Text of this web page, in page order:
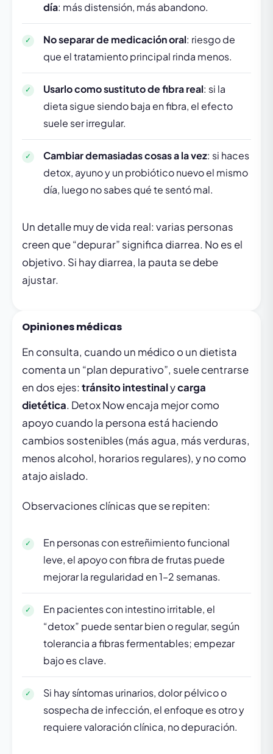
día: más distensión, más abandono.
No separar de medicación oral: riesgo de
que el tratamiento principal rinda menos.
Usarlo como sustituto de fibra real: si la
dieta sigue siendo baja en fibra, el efecto
suele ser irregular.
Cambiar demasiadas cosas a la vez: si haces
detox, ayuno y un probiótico nuevo el mismo
día, luego no sabes qué te sentó mal.
Un detalle muy de vida real: varias personas
creen que “depurar” significa diarrea. No es el
objetivo. Si hay diarrea, la pauta se debe
ajustar.
Opiniones médicas
En consulta, cuando un médico o un dietista
comenta un “plan depurativo”, suele centrarse
en dos ejes: tránsito intestinalycarga
dietética. Detox Now encaja mejor como
apoyo cuando la persona está haciendo
cambios sostenibles (más agua, más verduras,
menos alcohol, horarios regulares), y no como
atajo aislado.
Observaciones clínicas que se repiten:
En personas con estreñimiento funcional
leve, el apoyo con fibra de frutas puede
mejorar la regularidad en 1–2 semanas.
En pacientes con intestino irritable, el
“detox” puede sentar bien o regular, según
tolerancia a fibras fermentables; empezar
bajo es clave.
Si hay síntomas urinarios, dolor pélvico o
sospecha de infección, el enfoque es otro y
requiere valoración clínica, no depuración.